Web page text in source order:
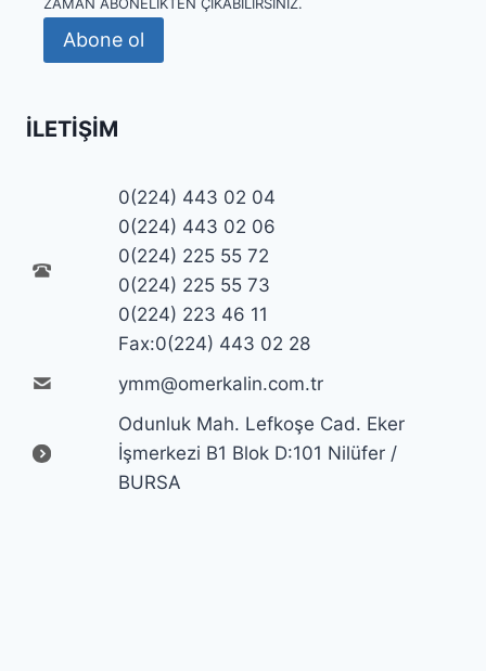
Abone ol
İLETIŞIM
0(224) 443 02 04
0(224) 443 02 06
0(224) 225 55 72
0(224) 225 55 73
0(224) 223 46 11
Fax:0(224) 443 02 28
ymm@omerkalin.com.tr
Odunluk Mah. Lefkoşe Cad. Eker
İşmerkezi B1 Blok D:101 Nilüfer /
BURSA